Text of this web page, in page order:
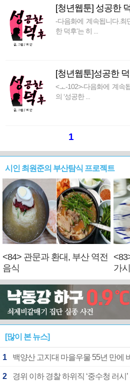
[청년웹툰] 성공한
-다음화에 계속됩니다.최
한 덕후’는 히 ...
[청년웹툰]성공한
<ㅗ-102>-다음화에 계속
의 ‘성공한 ...
1
시인 최원준의 부산탐식 프로젝트
<84> 관문과 환대, 부산 역전
음식
가
[많이 본 뉴스]
1 백양산 고지대 마을우물 55년 만에
2 경위 이하 경찰 하위직 ‘중수청 러